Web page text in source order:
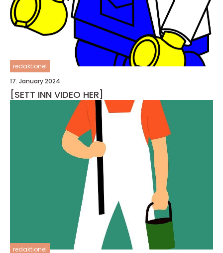
redaktionel
17. January 2024
[SETT INN VIDEO HER]
redaktionel